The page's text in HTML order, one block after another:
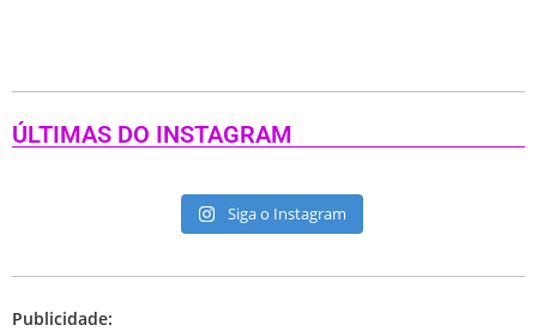
ÚLTIMAS DO INSTAGRAM
Siga o Instagram
Publicidade: